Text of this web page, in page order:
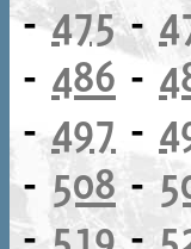
-475-
- 486 -
-497 -
- 508 -
-519-